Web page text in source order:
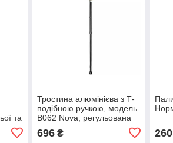
та
Тростина алюмінієва з Т-
подібною ручкою, модель
B062 Nova, регульована
696₴ 260